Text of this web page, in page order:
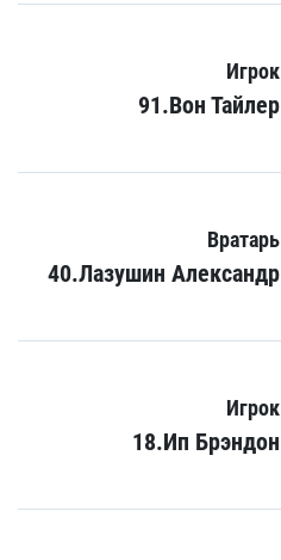
Игрок
91.Вон Тайлер
Вратарь
40.Лазушин Александр
Игрок
18.Ип Брэндон